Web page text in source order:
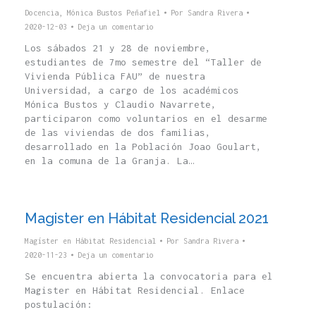
Docencia Mónica Bustos Peñafiel Por Sandra Rivera
2020-12-03
Deja un comentario
Los sábados 21 y 28 de noviembre,
estudiantes de 7mo semestre del “Taller de
Vivienda Pública FAU” de nuestra
Universidad, a cargo de los académicos
Mónica Bustos y Claudio Navarrete,
participaron como voluntarios en el desarme
de las viviendas de dos familias,
desarrollado en la Población Joao Goulart,
en la comuna de la Granja. La…
Magister en Hábitat Residencial 2021
Magíster en Hábitat Residencial Por Sandra Rivera
2020-11-23
Deja un comentario
Se encuentra abierta la convocatoria para el
Magister en Hábitat Residencial. Enlace
postulación: